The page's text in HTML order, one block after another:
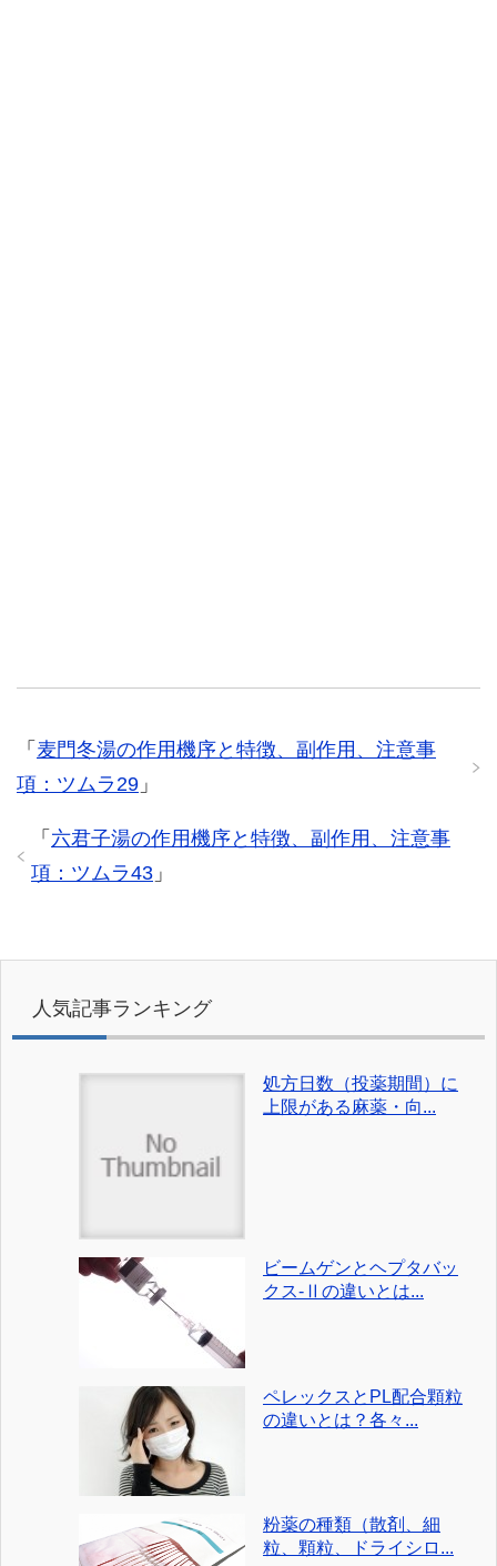
「 麦門冬湯の作用機序と特徴、副作用、注意事
項：ツムラ29 」
「 六君子湯の作用機序と特徴、副作用、注意事
項：ツムラ43 」
人気記事ランキング
処方日数（投薬期間）に
上限がある麻薬・向...
ビームゲンとヘプタバッ
クス-Ⅱの違いとは...
ペレックスとPL配合顆粒
の違いとは？各々...
粉薬の種類（散剤、細
粒、顆粒、ドライシロ...